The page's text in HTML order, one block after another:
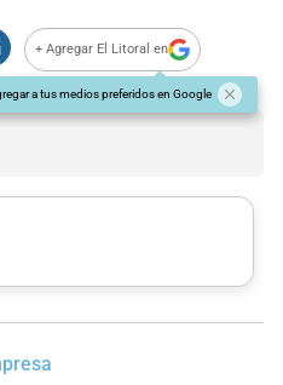
+ Agregar El Litoral en
a tus medios preferidos en Google